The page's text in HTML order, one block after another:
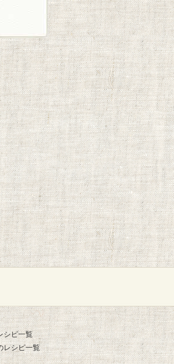
シピ一覧
レシピ一覧